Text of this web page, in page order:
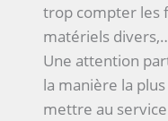
trop compter les
matériels
Une attention
la manière la
mettre au